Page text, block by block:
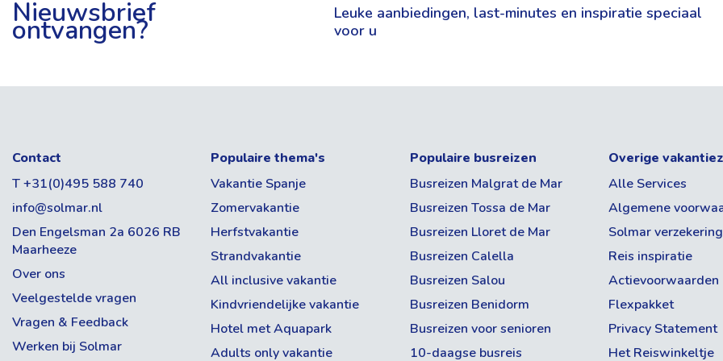
Goed om te weten!
Verblijf in Benidorm:
U verblijft in het comfortabele
hotel Helios, waar u op basis van halfpension kunt
genieten van heerlijke maaltijden.
Verblijf in Benalmádena:Hotel Best Siroco
(halfpension). Prima , gezellig hotel met een gunstige
ligging!
Benidorm is een veelzijdige badplaats aan de Spaanse Costa Blanca. De stad staat bekend
om haar herkenbare skyline, brede stranden, lange boulevards en uitgebreide aanbod aan
winkels, restaurants en entertainment. Door deze combinatie is Benidorm geschikt voor
Vertrekdatum & Reisduur
Datum
Bezetting
Aantal volwassenen
Kamertype selectie
Aantal kamers
Nieuwsbrief
ontvangen?
Leuke aanbiedingen, last-minutes en inspiratie speciaal
voor u
Contact
T +31(0)495 588 740
info@solmar.nl
Den Engelsman 2a 6026 RB
Maarheeze
Over ons
Veelgestelde vragen
Vragen & Feedback
Werken bij Solmar
Populaire thema's
Vakantie Spanje
Zomervakantie
Herfstvakantie
Strandvakantie
All inclusive vakantie
Kindvriendelijke vakantie
Hotel met Aquapark
Adults only vakantie
Populaire busreizen
Busreizen Malgrat de Mar
Busreizen Tossa de Mar
Busreizen Lloret de Mar
Busreizen Calella
Busreizen Salou
Busreizen Benidorm
Busreizen voor senioren
10-daagse busreis
Overige
Alle Services
Algemene
Solmar
Reis inspiratie
Actievoorwaarden
Flexpakket
Privacy Statement
Het Reiswinkeltje